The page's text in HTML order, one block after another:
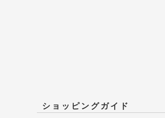
ショッピングガイド